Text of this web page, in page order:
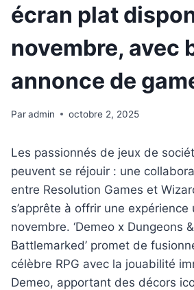
écran plat
novembre, avec
annonce de
Paradmin octobre 2, 2025
Les passionnés de jeux de
peuvent se réjouir : une
entre Resolution Games et
s’apprête à offrir une expérience
novembre. ‘Demeo x Dungeons
Battlemarked’ promet de
célèbre RPG avec la jouabilité
Demeo, apportant des décors